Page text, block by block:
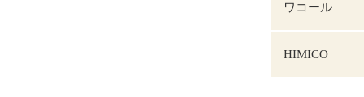
ワコール
HIMICO